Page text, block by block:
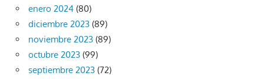
enero 2024 (80)
diciembre 2023 (89)
noviembre 2023 (89)
octubre 2023 (99)
septiembre 2023 (72)